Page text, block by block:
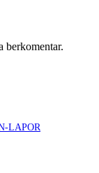
berkomentar.
LAPOR